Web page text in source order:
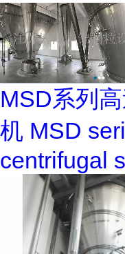
MSD系列
机 MSD
centrifugal